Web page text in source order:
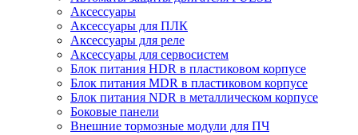
Аксессуары
Аксессуары для ПЛК
Аксессуары для реле
Аксессуары для сервосистем
Блок питания HDR в пластиковом корпусе
Блок питания MDR в пластиковом корпусе
Блок питания NDR в металлическом корпусе
Боковые панели
Внешние тормозные модули для ПЧ